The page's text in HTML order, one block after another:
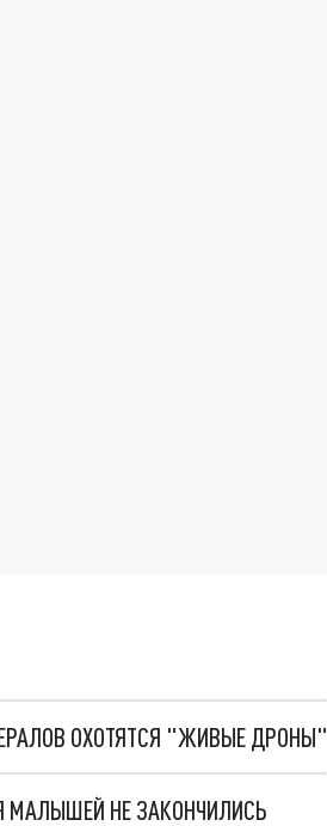
ОХОТЯТСЯ "ЖИВЫЕ ДРОНЫ"
МАЛЫШЕЙ НЕ ЗАКОНЧИЛИСЬ